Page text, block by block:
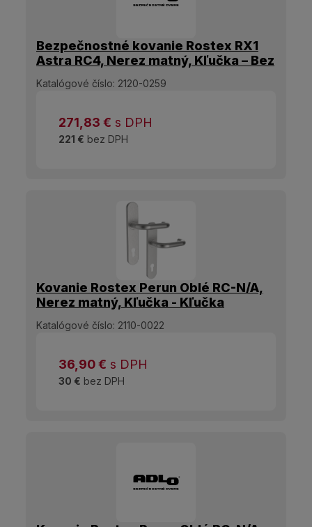
Bezpečnostné kovanie Rostex RX1
Astra RC4, Nerez matný, Kľučka – Bez
Katalógové číslo: 2120-0259
271,83 € s DPH
221 € bez DPH
Kovanie Rostex Perun Oblé RC-N/A,
Nerez matný, Kľučka - Kľučka
Katalógové číslo: 2110-0022
36,90€ s DPH
30 € bez DPH